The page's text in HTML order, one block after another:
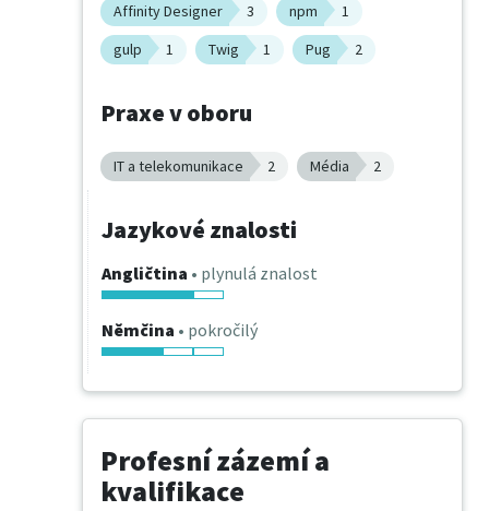
Affinity Designer
3 npm
1
gulp
1 Twig 1 Pug 2
Praxe v oboru
IT a telekomunikace 2 Média 2
Jazykové znalosti
Angličtina • plynulá znalost
Němčina • pokročilý
Profesní zázemí a
kvalifikace